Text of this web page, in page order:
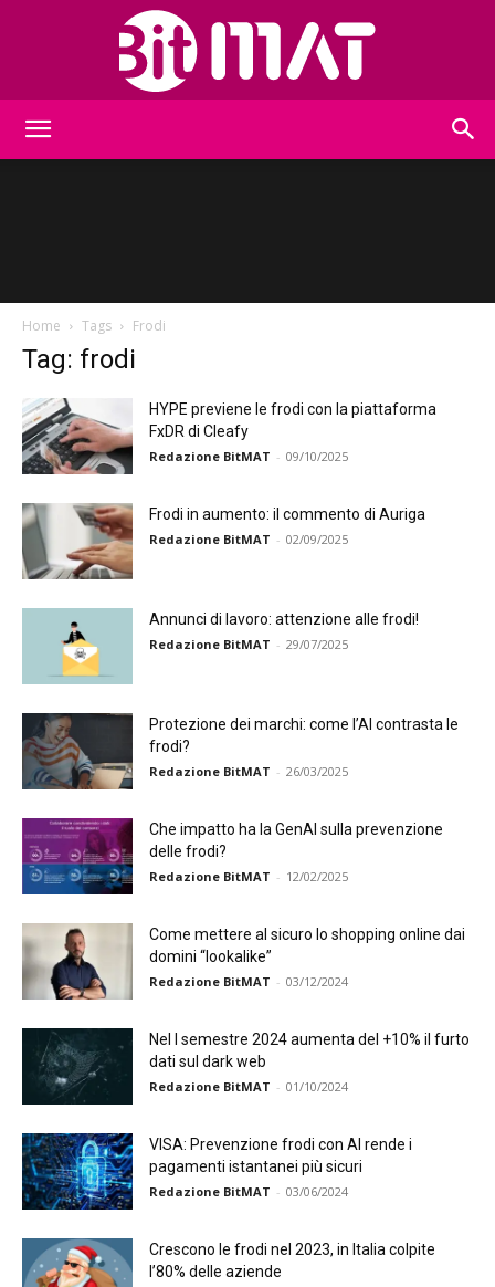
Home Tags Frodi
Tag: frodi
HYPE previene le frodi con la piattaforma
FxDR di Cleafy
Redazione BitMAT - 09/10/2025
Frodi in aumento: il commento di Auriga
Redazione BitMAT - 02/09/2025
Annunci di lavoro: attenzione alle frodi!
Redazione BitMAT - 29/07/2025
Protezione dei marchi: come l’AI contrasta le
frodi?
Redazione BitMAT - 26/03/2025
Che impatto ha la GenAI sulla prevenzione
delle frodi?
Redazione BitMAT - 12/02/2025
Come mettere al sicuro lo shopping online dai
domini “lookalike”
Redazione BitMAT - 03/12/2024
Nel I semestre 2024 aumenta del +10% il furto
dati sul dark web
Redazione BitMAT - 01/10/2024
VISA: Prevenzione frodi con AI rende i
pagamenti istantanei più sicuri
Redazione BitMAT - 03/06/2024
Crescono le frodi nel 2023, in Italia colpite
l’80% delle aziende